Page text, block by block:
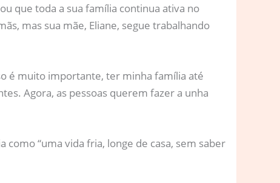
que toda a sua família continua ativa no
mas sua mãe, Eliane, segue trabalhando
é muito importante, ter minha família até
Agora, as pessoas querem fazer a unha
“uma vida fria, longe de casa, sem saber